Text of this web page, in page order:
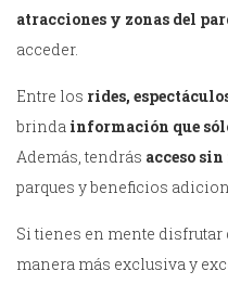
atracciones y zonas del
acceder.
Entre los rides,
brinda información que
Además, tendrás acceso
parques y beneficios
Si tienes en mente disfrutar
manera más exclusiva y